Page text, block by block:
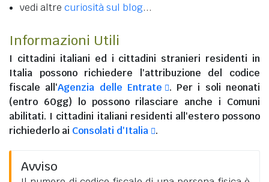
vedi altre curiosità sul blog...
Informazioni Utili
I cittadini italiani ed i cittadini stranieri residenti in
Italia possono richiedere l'attribuzione del codice
fiscale all'Agenzia delle Entrate
. Per i soli neonati
(entro 60gg) lo possono rilasciare anche i Comuni
abilitati. I cittadini italiani residenti all'esteropossono
richiederlo ai Consolati d'Italia .
Avviso